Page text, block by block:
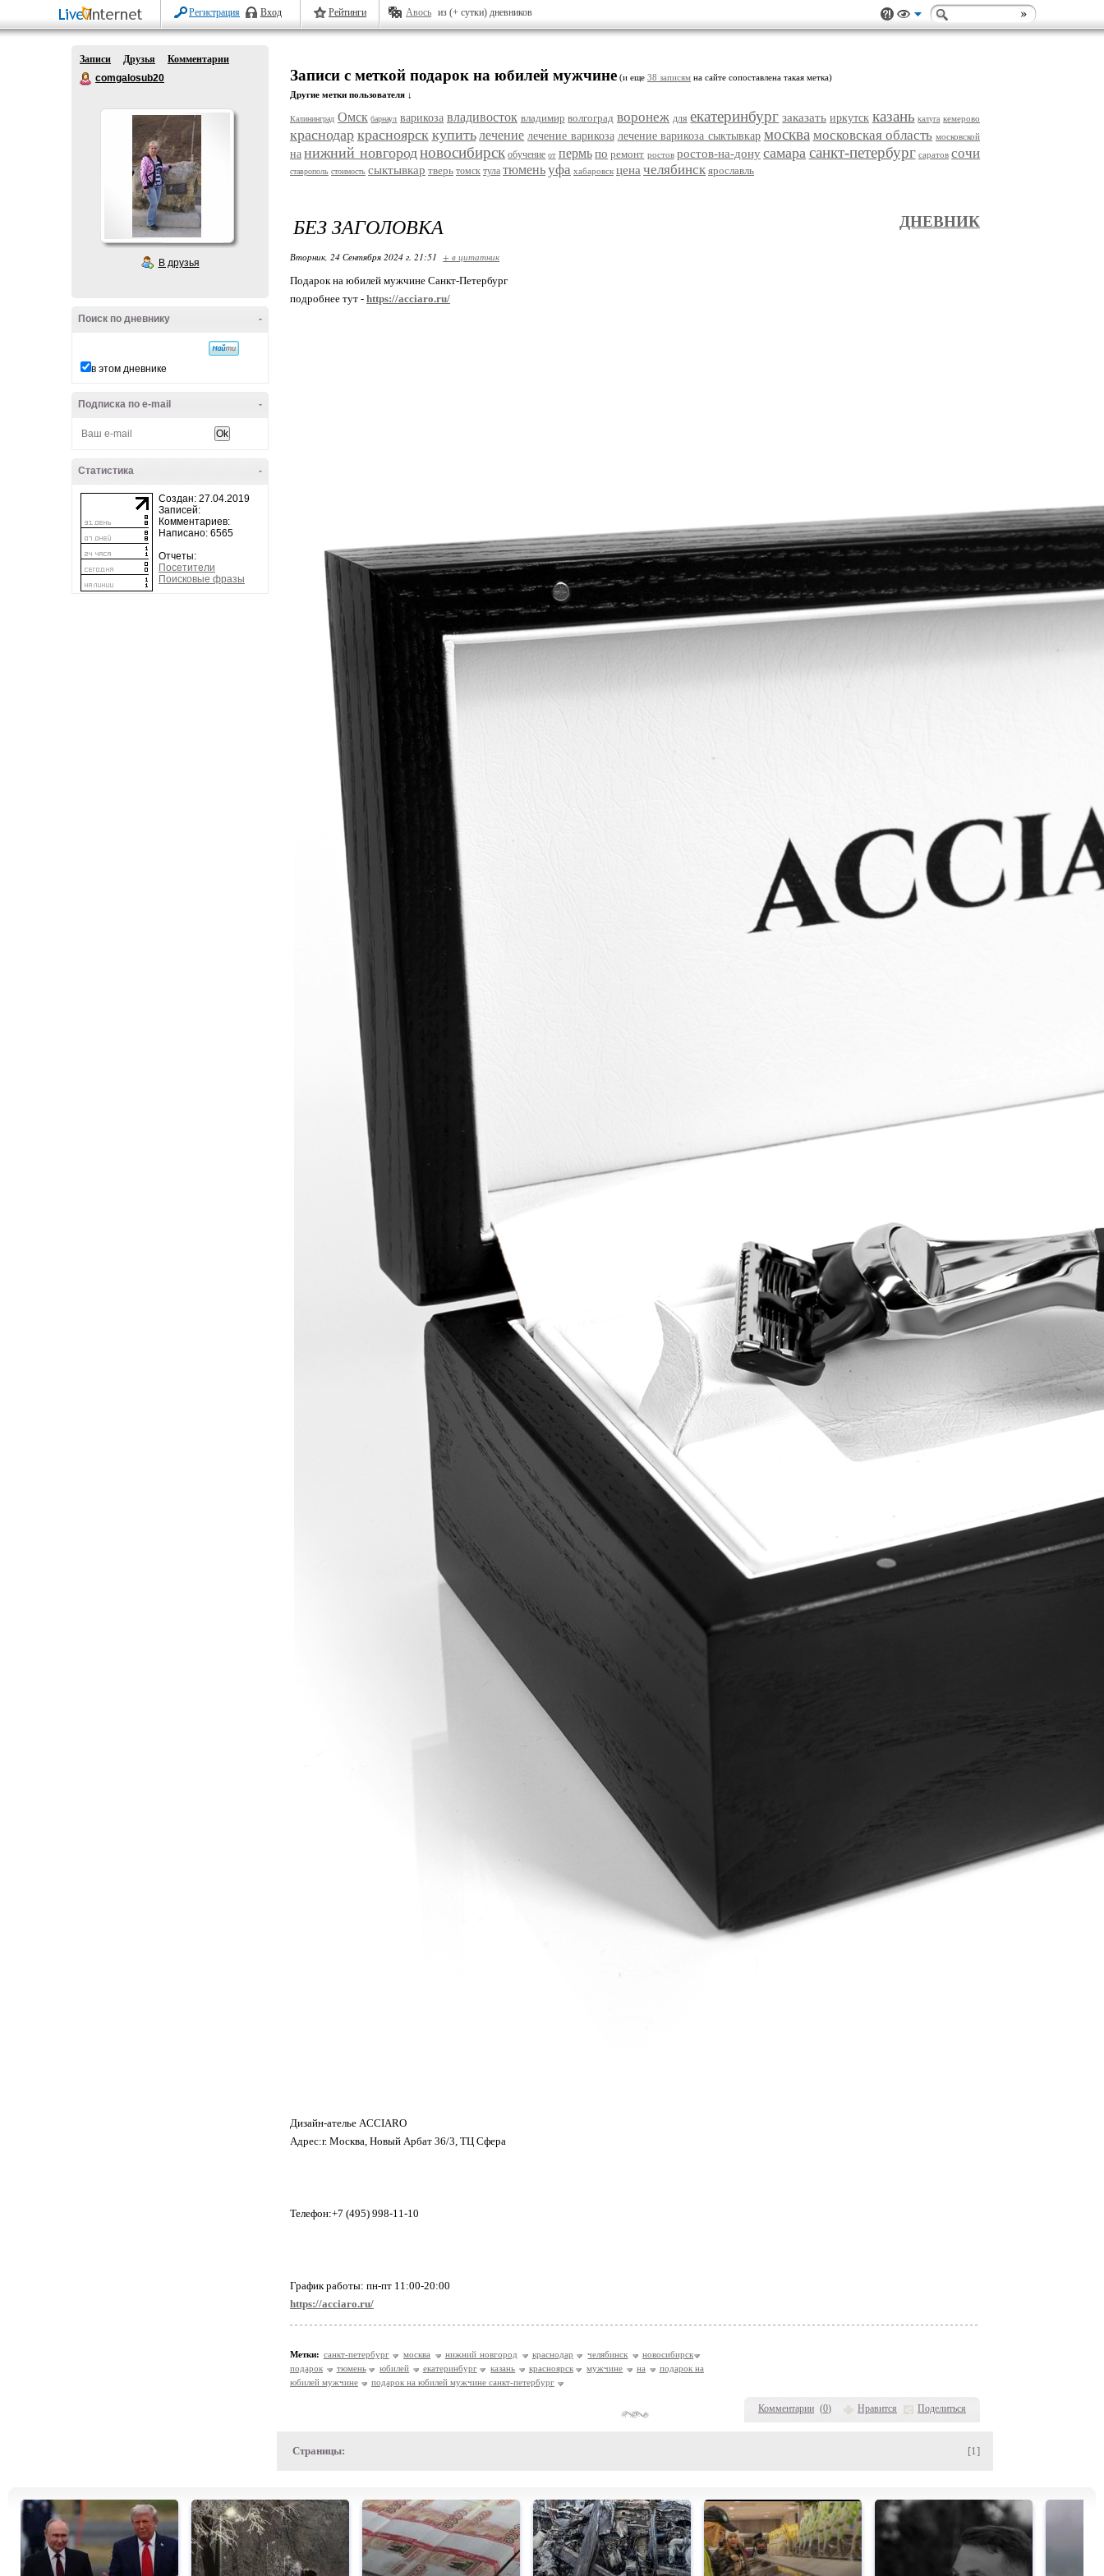
Регистрация Вход Рейтинги Авось из (+ сутки) дневников
Записи Друзья
Комментарии
comgalosub20
В друзья
-
Поиск по дневнику
в этом дневнике
-
Подписка по e-mail
-
Статистика
Создан: 27.04.2019
Записей:
Комментариев:
Написано: 6565
Отчеты:
Посетители
Поисковые фразы
Записи с меткой подарок на юбилей мужчине (и еще 38 записям на сайте сопоставлена такая метка)
Другие метки пользователя ↓
Калининград Омск барнаул варикоза владивосток владимир волгоград воронеж для екатеринбург заказать иркутск казань калуга кемерово
краснодар красноярск купить лечение лечение варикоза лечение варикоза сыктывкар москва московская область московской
на нижний новгородновосибирск обучение от пермь по ремонт ростов ростов-на-дону самара санкт-петербург саратов сочи
ставрополь стоимость сыктывкар тверь томск тула тюменьуфа хабаровск цена челябинск ярославль
Комментарии (0) Нравится Поделиться
БЕЗ ЗАГОЛОВКА ДНЕВНИК
Вторник, 24 Сентября 2024 г. 21:51 + в цитатник
Подарок на юбилей мужчине Санкт-Петербург
подробнее тут - https://acciaro.ru/
Дизайн-ателье ACCIARO
Адрес:г. Москва, Новый Арбат 36/3, ТЦ Сфера
Телефон:+7 (495) 998-11-10
График работы: пн-пт 11:00-20:00
https://acciaro.ru/
Метки: санкт-петербург москва нижний новгород краснодар челябинск
новосибирск
подарок
тюмень юбилей екатеринбург казань красноярск мужчине на
подарок на
юбилей мужчине
подарок на юбилей мужчине санкт-петербург
Страницы: [1]